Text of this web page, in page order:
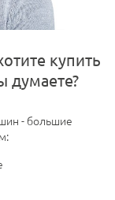
купить
думаете?
- большие